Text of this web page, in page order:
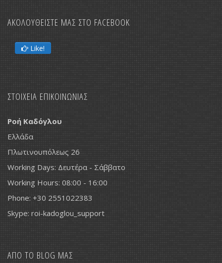
ΑΚΟΛΟΥΘΕΙΣΤΕ ΜΑΣ ΣΤΟ FACEBOOK
Like!
ΣΤΟΙΧΕΙΑ ΕΠΙΚΟΙΝΩΝΙΑΣ
Ροή Καδόγλου
Ελλάδα
Πλωτινουπόλεως 26
Working Days: Δευτέρα - Σάββατο
Working Hours: 08:00 - 16:00
Phone: +30 2551022383
Skype: roi-kadoglou_support
ΑΠΟ ΤΟ BLOG ΜΑΣ